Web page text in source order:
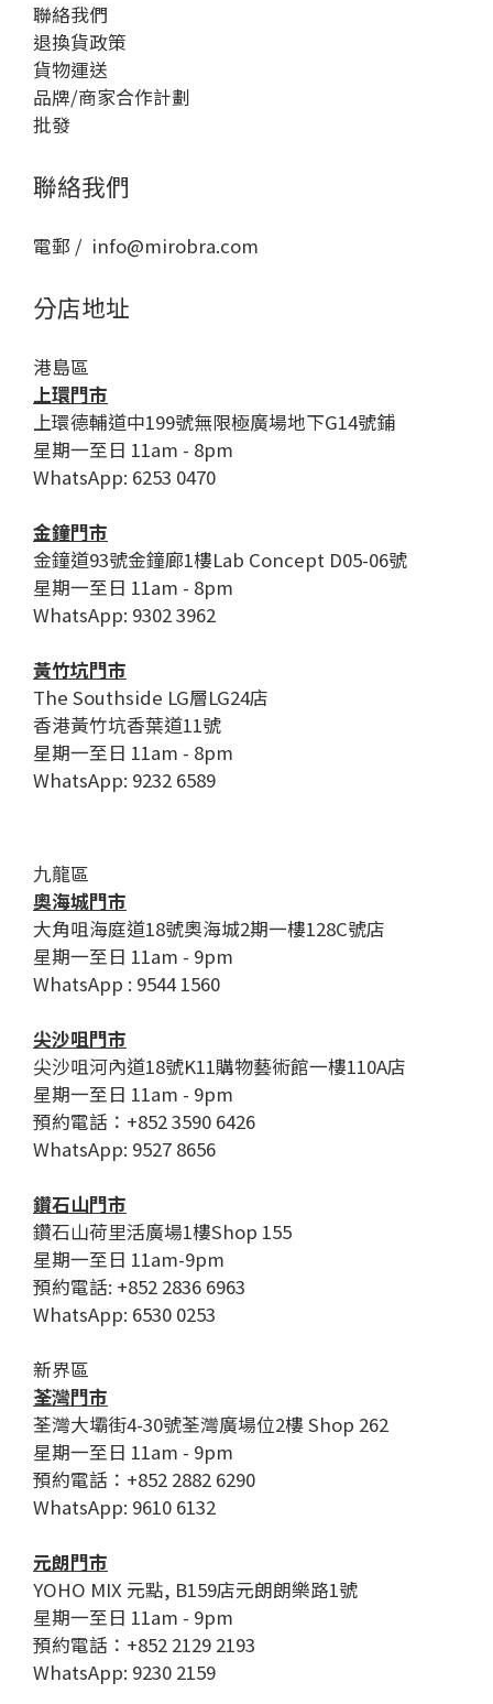
聯絡我們
退換貨政策
貨物運送
品牌/商家合作計劃
批發
聯絡我們
電郵 / info@mirobra.com
分店地址
港島區
上環門市
上環德輔道中199號無限極廣場地下G14號鋪
星期一至日 11am - 8pm
WhatsApp: 6253 0470
金鐘門市
金鐘道93號金鐘廊1樓Lab Concept D05-06號
星期一至日 11am - 8pm
WhatsApp: 9302 3962
黃竹坑門市
The Southside LG層LG24店
香港黃竹坑香葉道11號
星期一至日 11am - 8pm
WhatsApp: 9232 6589
九龍區
奧海城門市
大角咀海庭道18號奧海城2期一樓128C號店
星期一至日 11am - 9pm
WhatsApp : 9544 1560
尖沙咀門市
尖沙咀河內道18號K11購物藝術館一樓110A店
星期一至日 11am - 9pm
預約電話：+852 3590 6426
WhatsApp: 9527 8656
鑽石山門市
鑽石山荷里活廣場1樓Shop 155
星期一至日 11am-9pm
預約電話: +852 2836 6963
WhatsApp: 6530 0253
新界區
荃灣門市
荃灣大壩街4-30號荃灣廣場位2樓 Shop 262
星期一至日 11am - 9pm
預約電話：+852 2882 6290
WhatsApp: 9610 6132
元朗門市
YOHO MIX 元點, B159店元朗朗樂路1號
星期一至日 11am - 9pm
預約電話：+852 2129 2193
WhatsApp: 9230 2159